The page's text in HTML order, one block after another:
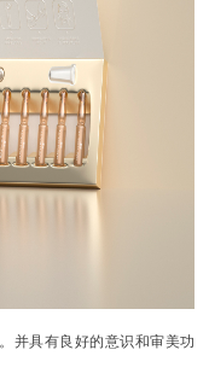
具有良好的意识和审美功